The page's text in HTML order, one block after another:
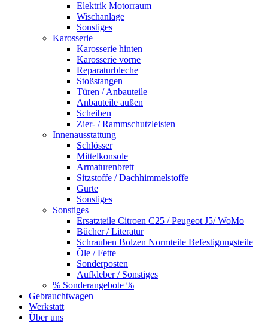
Elektrik Motorraum
Wischanlage
Sonstiges
Karosserie
Karosserie hinten
Karosserie vorne
Reparaturbleche
Stoßstangen
Türen / Anbauteile
Anbauteile außen
Scheiben
Zier- / Rammschutzleisten
Innenausstattung
Schlösser
Mittelkonsole
Armaturenbrett
Sitzstoffe / Dachhimmelstoffe
Gurte
Sonstiges
Sonstiges
Ersatzteile Citroen C25 / Peugeot J5/ WoMo
Bücher / Literatur
Schrauben Bolzen Normteile Befestigungsteile
Öle / Fette
Sonderposten
Aufkleber / Sonstiges
% Sonderangebote %
Gebrauchtwagen
Werkstatt
Über uns